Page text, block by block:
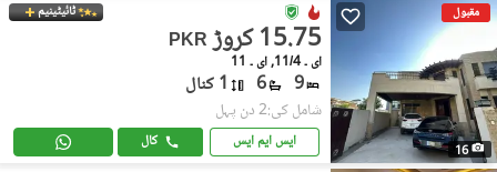
مقبول
16
ٹائیٹینیم
PKR 15.75 کروڑ
ای ۔ 11/4, ای ۔ 11
9
6 1 کنال
شامل کی:2 دن پہل
ایس ایم ایس کال